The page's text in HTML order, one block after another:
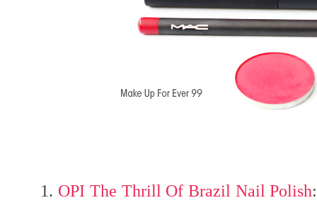
1. OPI The Thrill Of Brazil Nail Polish